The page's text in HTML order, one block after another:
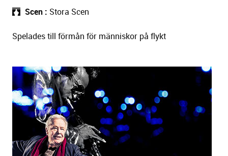
Scen Stora Scen
Spelades till förmån för människor på flykt